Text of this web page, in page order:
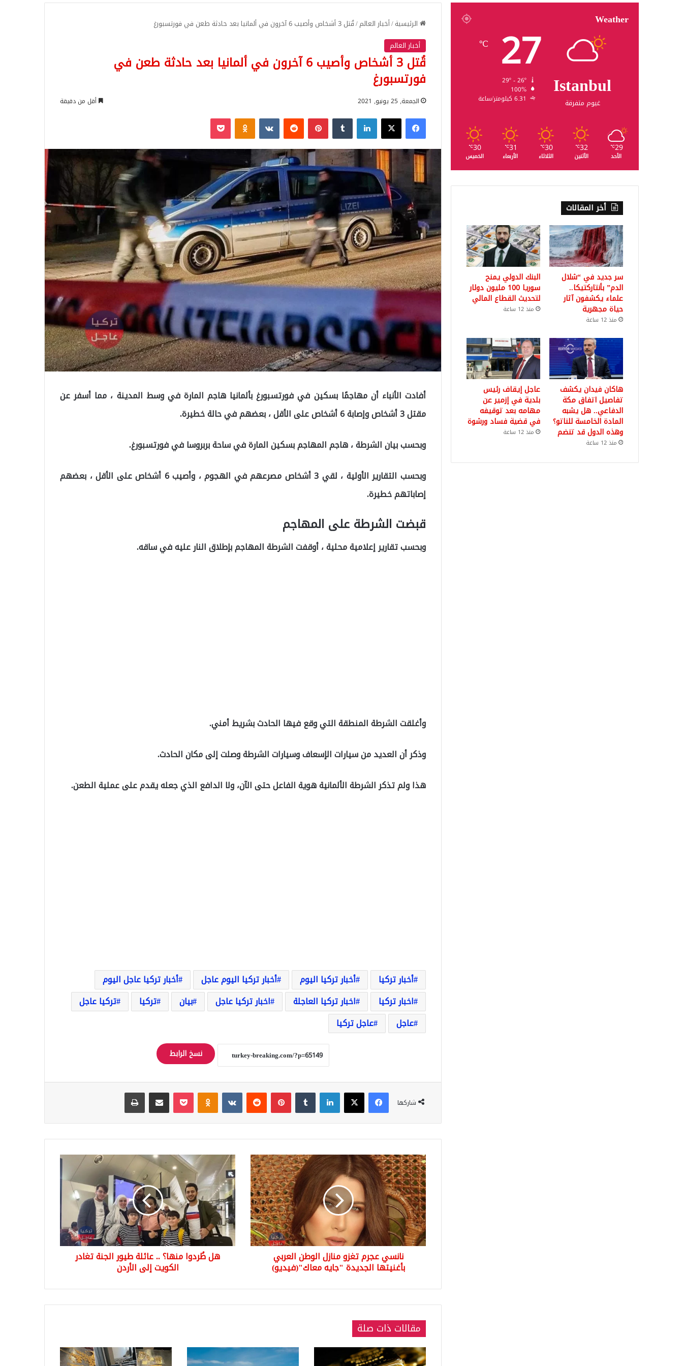
الرئيسية/أخبار العالم/قُتل 3 أشخاص وأصيب 6 آخرون في ألمانيا بعد حادثة طعن في فورتسبورغ
أخبار العالم
قُتل 3 أشخاص وأصيب 6 آخرون في ألمانيا بعد حادثة طعن في
فورتسبورغ
الجمعة, 25 يونيو, 2021 أقل من دقيقة
فيسبوك‫X لينكدإن بينتيريست Odnoklassniki
‫Pocket
أفادت الأنباء أن مهاجمًا بسكين في فورتسبورغ بألمانيا هاجم المارة في وسط المدينة ، مما أسفر عن
مقتل 3 أشخاص وإصابة 6 أشخاص على الأقل ، بعضهم في حالة خطيرة.
وبحسب بيان الشرطة ، هاجم المهاجم بسكين المارة في ساحة بربروسا في فورتسبورغ.
وبحسب التقارير الأولية ، لقي 3 أشخاص مصرعهم في الهجوم ، وأصيب 6 أشخاص على الأقل ، بعضهم
إصاباتهم خطيرة.
قبضت الشرطة على المهاجم
وبحسب تقارير إعلامية محلية ، أوقفت الشرطة المهاجم بإطلاق النار عليه في ساقه.
وأغلقت الشرطة المنطقة التي وقع فيها الحادث بشريط أمني.
وذكر أن العديد من سيارات الإسعاف وسيارات الشرطة وصلت إلى مكان الحادث.
هذا ولم تذكر الشرطة الألمانية هوية الفاعل حتى الآن، ولا الدافع الذي جعله يقدم على عملية الطعن.
أخبار تركيا أخبار تركيا اليوم أخبار تركيا اليوم عاجل
أخبار تركيا عاجل اليوم
اخبار تركيا
اخبار تركيا العاجلة اخبار تركيا عاجل بيان تركيا
تركيا عاجل
عاجل
عاجل تركيا
نسخ الرابط
شاركها
فيسبوك‫X لينكدإن بينتيريست Odnoklassniki
‫Pocket مشاركة عبر البريد طباعة
نانسي
عجرم
تغزو
منازل
الوطن
العربي
بأغنيتها
الجديدة
"جايه
نانسي عجرم تغزو منازل الوطن العربي
بأغنيتها الجديدة "جايه معاك"(فيديو)
هل
طُردوا
منها؟
..
عائلة
طيور
الجنة
تغادر
الكويت
هل طُردوا منها؟ .. عائلة طيور الجنة تغادر
الكويت إلى الأردن
مقالات ذات صلة
Weather
Istanbul
غيوم متفرقة
27
℃
100%
6.31 كيلومتر/ساعة
29
℃
الأحد
32
℃
الأثنين
30
℃
الثلاثاء
31
℃
الأربعاء
30
℃
الخميس
أخر المقالات
سر جديد في “شلال
الدم” بأنتاركتيكا..
علماء يكشفون آثار
حياة مجهرية
منذ 12 ساعة
البنك الدولي يمنح
سوريا 100 مليون دولار
لتحديث القطاع المالي
منذ 12 ساعة
هاكان فيدان يكشف
تفاصيل اتفاق مكة
الدفاعي.. هل يشبه
المادة الخامسة للناتو؟
وهذه الدول قد تنضم
منذ 12 ساعة
عاجل إيقاف رئيس
بلدية في إزمير عن
مهامه بعد توقيفه
في قضية فساد ورشوة
منذ 12 ساعة